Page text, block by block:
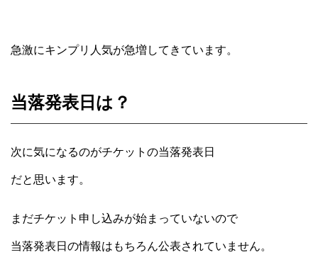
急激にキンプリ人気が急増してきています。
当落発表日は？
次に気になるのがチケットの当落発表日
だと思います。
まだチケット申し込みが始まっていないので
当落発表日の情報はもちろん公表されていません。